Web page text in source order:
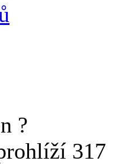
?
317